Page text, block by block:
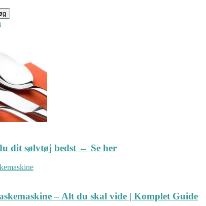
dit sølvtøj bedst ← Se her
– Alt du skal vide | Komplet Guide